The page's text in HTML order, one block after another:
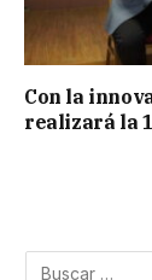
Con la
realizará la